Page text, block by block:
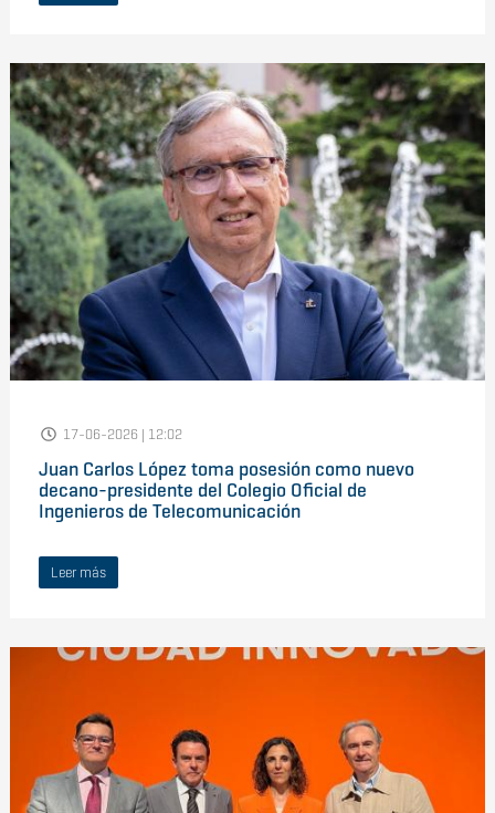
17-06-2026 | 12:02
Juan Carlos López toma posesión como nuevo
decano-presidente del Colegio Oficial de
Ingenieros de Telecomunicación
Leer más